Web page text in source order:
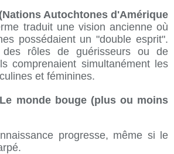
Autochtones d'Amérique
traduit une vision ancienne où
possédaient un "double esprit".
rôles de guérisseurs ou de
comprenaient simultanément les
et féminines.
monde bouge (plus ou moins
progresse, même si le